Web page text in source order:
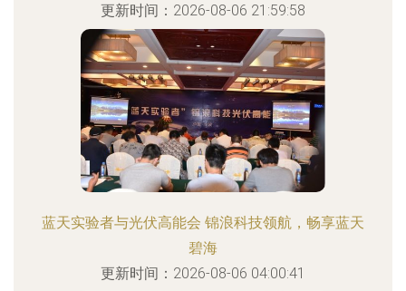
更新时间：2026-08-06 21:59:58
蓝天实验者与光伏高能会 锦浪科技领航，畅享蓝天
碧海
更新时间：2026-08-06 04:00:41